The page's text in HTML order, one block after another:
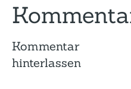
Kommentar
hinterlassen